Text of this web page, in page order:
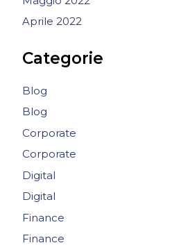
Aprile 2022
Categorie
Blog
Blog
Corporate
Corporate
Digital
Digital
Finance
Finance